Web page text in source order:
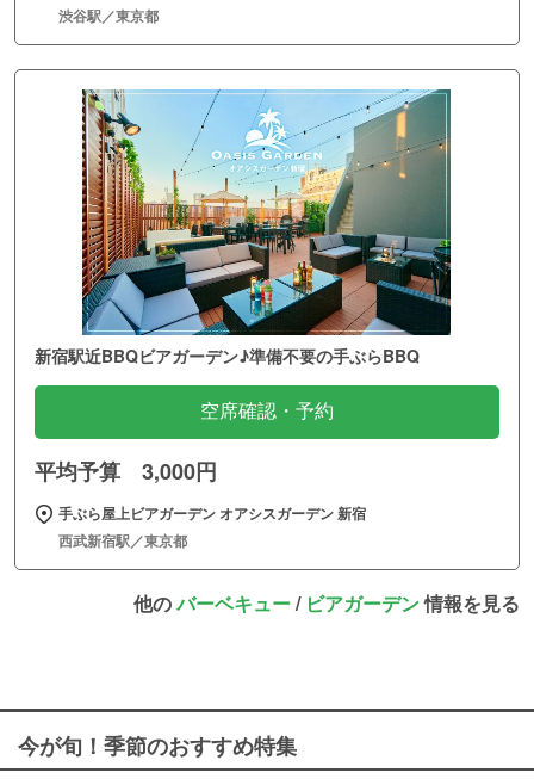
渋谷駅／東京都
新宿駅近BBQビアガーデン♪準備不要の手ぶらBBQ
空席確認・予約
平均予算 3,000円
手ぶら屋上ビアガーデン オアシスガーデン 新宿
西武新宿駅／東京都
他のバーベキュー/ ビアガーデン情報を見る
今が旬！季節のおすすめ特集